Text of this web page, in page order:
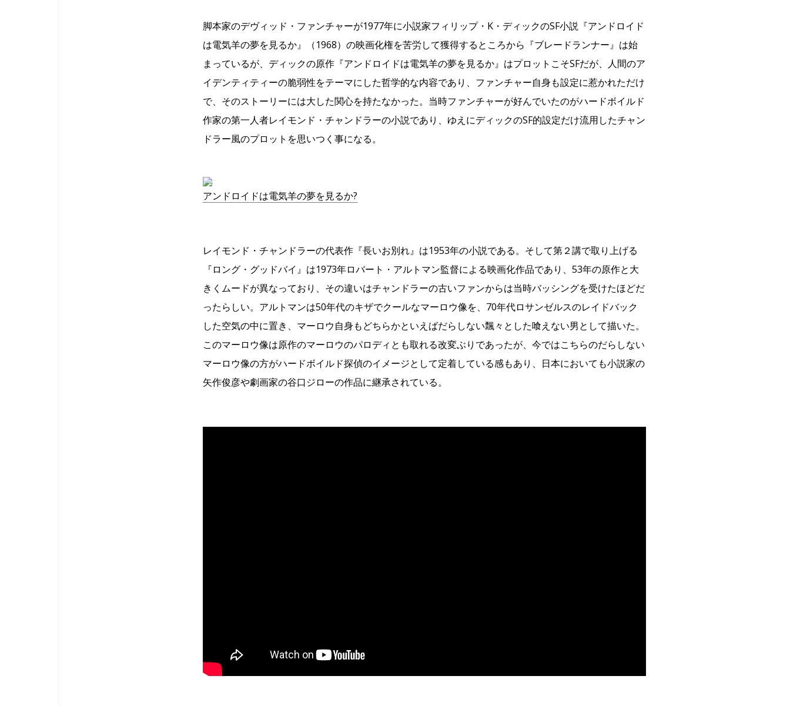
脚本家のデヴィッド・ファンチャーが1977年に小説家フィリップ・K・ディックのSF小説『アンドロイド
は電気羊の夢を見るか』（1968）の映画化権を苦労して獲得するところから『ブレードランナー』は始
まっているが、ディックの原作『アンドロイドは電気羊の夢を見るか』はプロットこそSFだが、人間のア
イデンティティーの脆弱性をテーマにした哲学的な内容であり、ファンチャー自身も設定に惹かれただけ
で、そのストーリーには大した関心を持たなかった。当時ファンチャーが好んでいたのがハードボイルド
作家の第一人者レイモンド・チャンドラーの小説であり、ゆえにディックのSF的設定だけ流用したチャン
ドラー風のプロットを思いつく事になる。
アンドロイドは電気羊の夢を見るか?
レイモンド・チャンドラーの代表作『長いお別れ』は1953年の小説である。そして第２講で取り上げる
『ロング・グッドバイ』は1973年ロバート・アルトマン監督による映画化作品であり、53年の原作と大
きくムードが異なっており、その違いはチャンドラーの古いファンからは当時バッシングを受けたほどだ
ったらしい。アルトマンは50年代のキザでクールなマーロウ像を、70年代ロサンゼルスのレイドバック
した空気の中に置き、マーロウ自身もどちらかといえばだらしない飄々とした喰えない男として描いた。
このマーロウ像は原作のマーロウのパロディとも取れる改変ぶりであったが、今ではこちらのだらしない
マーロウ像の方がハードボイルド探偵のイメージとして定着している感もあり、日本においても小説家の
矢作俊彦や劇画家の谷口ジローの作品に継承されている。